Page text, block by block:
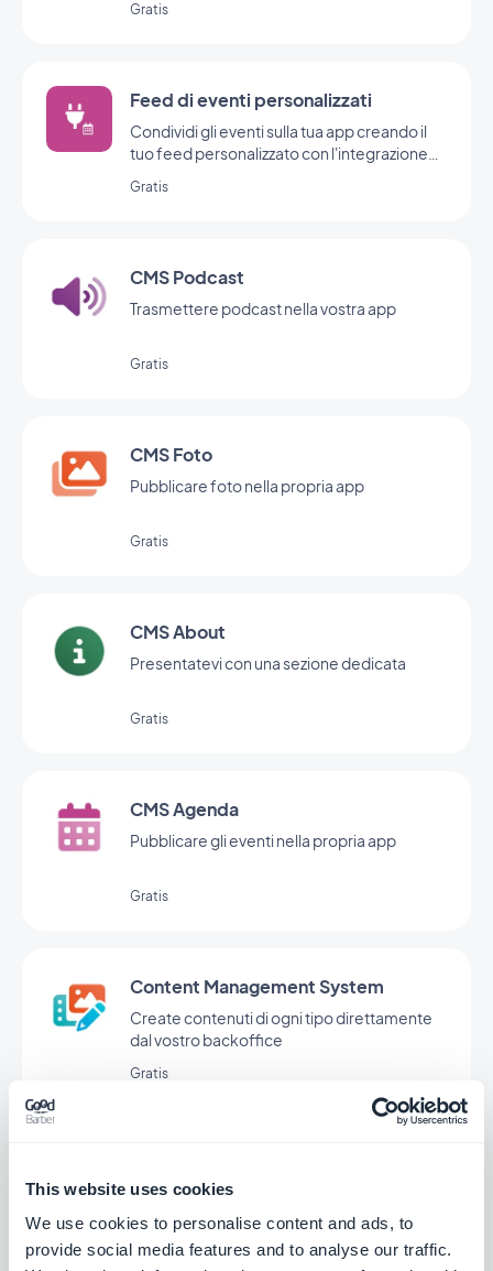
This website uses cookies
We use cookies to personalise content and ads, to
provide social media features and to analyse our traffic.
Gratis
Feed di eventi personalizzati
Condividi gli eventi sulla tua app creando il
tuo feed personalizzato con l'integrazione
Gratis
CMS Podcast
Trasmettere podcast nella vostra app
Gratis
CMS Foto
Pubblicare foto nella propria app
Gratis
CMS About
Presentatevi con una sezione dedicata
Gratis
CMS Agenda
Pubblicare gli eventi nella propria app
Gratis
Content Management System
Create contenuti di ogni tipo direttamente
dal vostro backoffice
Gratis
Condividete i video nella vostra app
Gratis